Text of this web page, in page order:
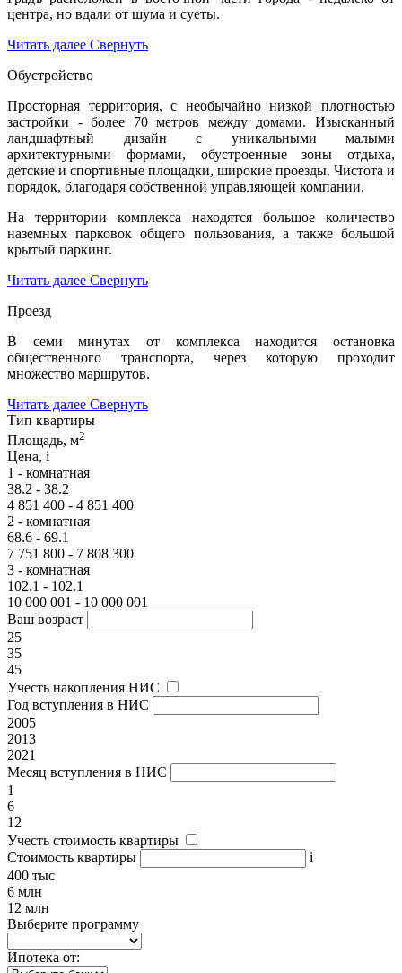
центра, но вдали от шума и суеты.
Читать далее Свернуть
Обустройство
Просторная территория, с необычайно низкой плотностью
застройки - более 70 метров между домами. Изысканный
ландшафтный дизайн с уникальными малыми
архитектурными формами, обустроенные зоны отдыха,
детские и спортивные площадки, широкие проезды. Чистота и
порядок, благодаря собственной управляющей компании.
На территории комплекса находятся большое количество
наземных парковок общего пользования, а также большой
крытый паркинг.
Читать далее Свернуть
Проезд
В семи минутах от комплекса находится остановка
общественного транспорта, через которую проходит
множество маршрутов.
Читать далее Свернуть
Тип квартиры
Площадь, м2
Цена, i
1 - комнатная
38.2 - 38.2
4 851 400 - 4 851 400
2 - комнатная
68.6 - 69.1
7 751 800 - 7 808 300
3 - комнатная
102.1 - 102.1
10 000 001 - 10 000 001
Ваш возраст
25
35
45
Учесть накопления НИС
Год вступления в НИС
2005
2013
2021
Месяц вступления в НИС
1
6
12
Учесть стоимость квартиры
Стоимость квартиры
i
400 тыс
6 млн
12 млн
Выберите программу
Ипотека от: